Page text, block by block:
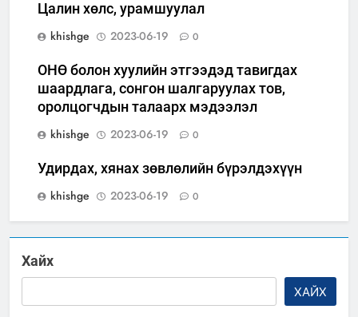
Цалин хөлс, урамшуулал
khishge
2023-06-19 0
ОНӨ болон хуулийн этгээдэд тавигдах
шаардлага, сонгон шалгаруулах тов,
оролцогчдын талаарх мэдээлэл
khishge
2023-06-19 0
Удирдах, хянах зөвлөлийн бүрэлдэхүүн
khishge
2023-06-19 0
Хайх
ХАЙХ